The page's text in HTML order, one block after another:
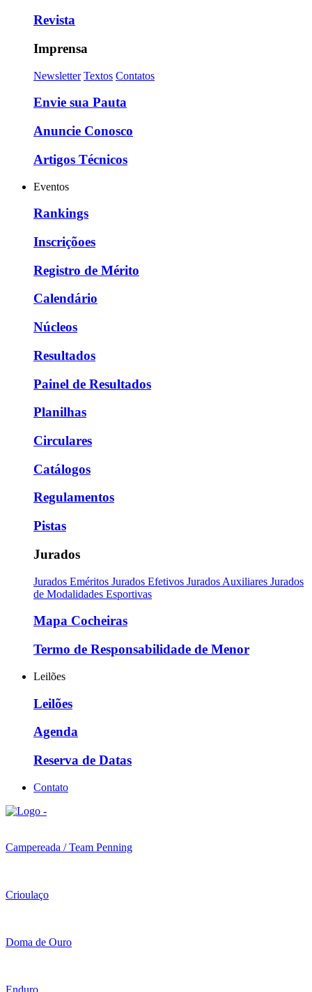
Revista
Imprensa
Newsletter Textos Contatos
Envie sua Pauta
Anuncie Conosco
Artigos Técnicos
Eventos
Rankings
Inscriçõoes
Registro de Mérito
Calendário
Núcleos
Resultados
Painel de Resultados
Planilhas
Circulares
Catálogos
Regulamentos
Pistas
Jurados
Jurados Eméritos Jurados Efetivos Jurados Auxiliares Jurados
de Modalidades Esportivas
Mapa Cocheiras
Termo de Responsabilidade de Menor
Leilões
Leilões
Agenda
Reserva de Datas
Contato
Campereada / Team Penning
Crioulaço
Doma de Ouro
Enduro